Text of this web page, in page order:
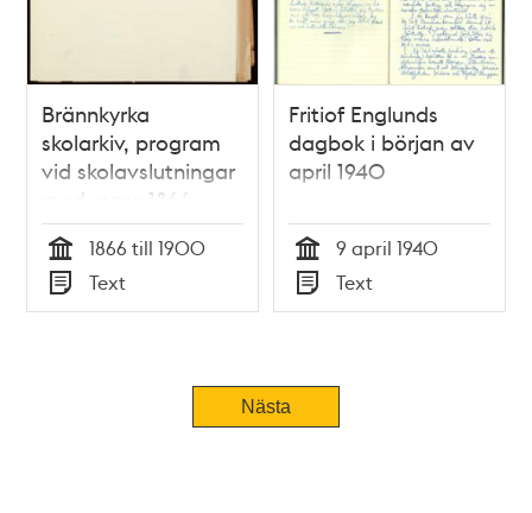
Brännkyrka
skolarkiv, program
vid skolavslutningar
med mera 1866 -
1900
Tid
1866 till 1900
Typ
Text
Fritiof Englunds
dagbok i början av
april 1940
Tid
9 april 1940
Typ
Text
Nästa